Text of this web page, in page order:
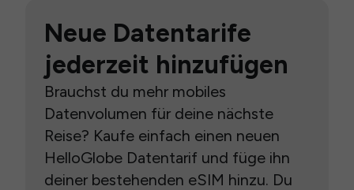
Neue Datentarife
jederzeit hinzufügen
Brauchst du mehr mobiles
Datenvolumen für deine nächste
Reise? Kaufe einfach einen neuen
HelloGlobe Datentarif und füge ihn
deiner bestehenden eSIM hinzu. Du